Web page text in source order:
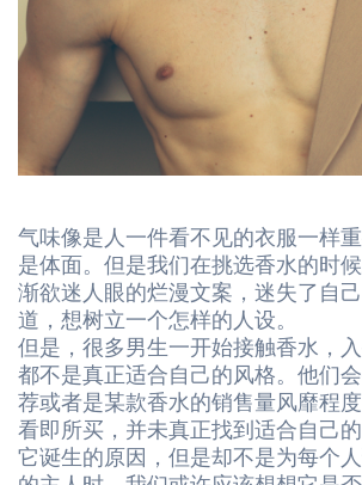
气味像是人一件看不见的衣服一样
是体面。但是我们在挑选香水的时
渐欲迷人眼的烂漫文案，迷失了自
道，想树立一个怎样的人设。
但是，很多男生一开始接触香水，
都不是真正适合自己的风格。他们
荐或者是某款香水的销售量风靡程
看即所买，并未真正找到适合自己
它诞生的原因，但是却不是为每个